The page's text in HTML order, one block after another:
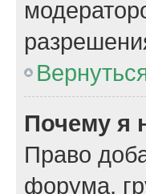
Почему я
Право
форума,